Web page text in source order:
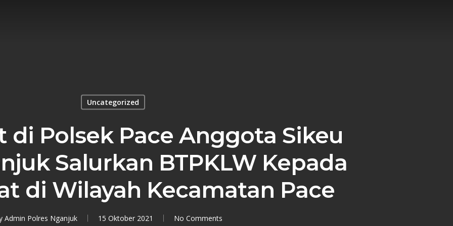
Uncategorized
Polsek Pace Anggota Sikeu
Salurkan BTPKLW Kepada
di Wilayah Kecamatan Pace
Admin Polres Nganjuk 15 Oktober 2021 No Comments